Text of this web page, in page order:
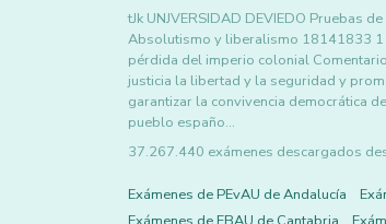
tJk UNJVERSIDAD DEVIEDO Pruebas
Absolutismo y liberalismo 18141833 1
pérdida del imperio colonial
justicia la libertad y la seguridad y
garantizar la convivencia democrática
pueblo españo…
37.267.440 exámenes descargados
Exámenes de PEvAU de Andalucía